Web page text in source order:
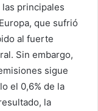
principales
que sufrió
al fuerte
Sin embargo,
sigue
el 0,6% de la
la